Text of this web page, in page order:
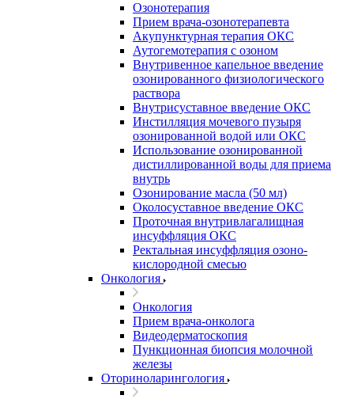
Озонотерапия
Прием врача-озонотерапевта
Акупунктурная терапия ОКС
Аутогемотерапия с озоном
Внутривенное капельное введение
озонированного физиологического
раствора
Внутрисуставное введение ОКС
Инстилляция мочевого пузыря
озонированной водой или ОКС
Использование озонированной
дистиллированной воды для приема
внутрь
Озонирование масла (50 мл)
Околосуставное введение ОКС
Проточная внутривлагалищная
инсуффляция ОКС
Ректальная инсуффляция озоно-
кислородной смесью
Онкология
Онкология
Прием врача-онколога
Видеодерматоскопия
Пункционная биопсия молочной
железы
Оториноларингология